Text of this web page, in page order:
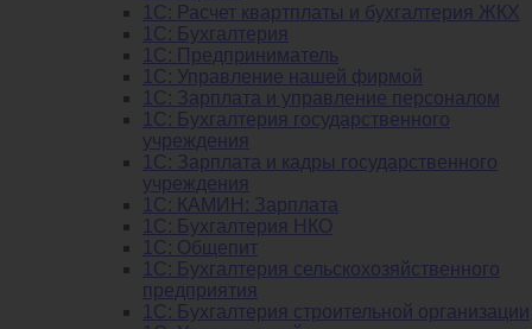
1C: Расчет квартплаты и бухгалтерия ЖКХ
1C: Бухгалтерия
1C: Предприниматель
1C: Управление нашей фирмой
1C: Зарплата и управление персоналом
1C: Бухгалтерия государственного
учреждения
1C: Зарплата и кадры государственного
учреждения
1C: КАМИН: Зарплата
1C: Бухгалтерия НКО
1С: Общепит
1С: Бухгалтерия сельскохозяйст­венного
предприятия
1С: Бухгалтерия строительной организации